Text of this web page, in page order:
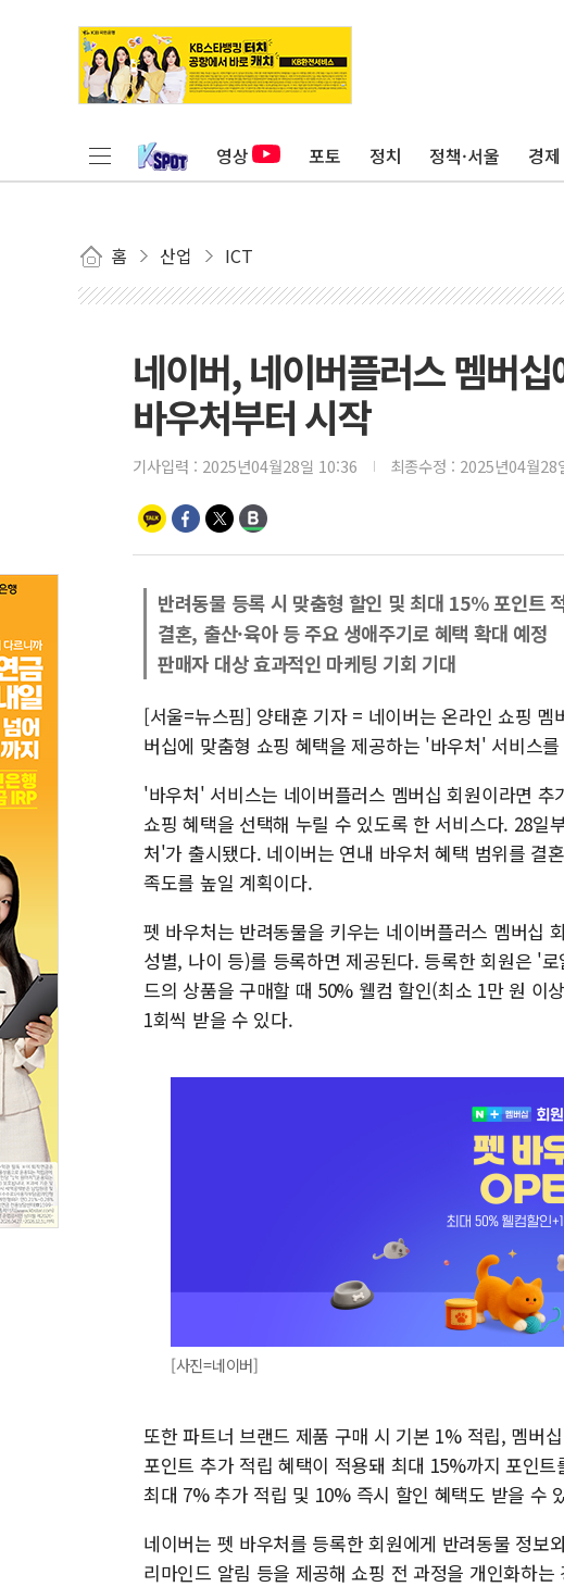
영상 포토 정치 정책·서울 경제
홈 산업 ICT
네이버, 네이버플러스 멤버
바우처부터 시작
기사입력 : 2025년04월28일 10:36 최종수정 : 2025년04월28
반려동물 등록 시 맞춤형 할인 및 최대 15% 포인트
결혼, 출산·육아 등 주요 생애주기로 혜택 확대 예정
판매자 대상 효과적인 마케팅 기회 기대
[서울=뉴스핌] 양태훈 기자 = 네이버는 온라인 쇼핑
버십에 맞춤형 쇼핑 혜택을 제공하는 '바우처' 서비스
'바우처' 서비스는 네이버플러스 멤버십 회원이라면
쇼핑 혜택을 선택해 누릴 수 있도록 한 서비스다. 28일
처'가 출시됐다. 네이버는 연내 바우처 혜택 범위를 결
족도를 높일 계획이다.
펫 바우처는 반려동물을 키우는 네이버플러스 멤버십
성별, 나이 등)를 등록하면 제공된다. 등록한 회원은 '
드의 상품을 구매할 때 50% 웰컴 할인(최소 1만 원 이
1회씩 받을 수 있다.
[사진=네이버]
또한 파트너 브랜드 제품 구매 시 기본 1% 적립, 멤버
포인트 추가 적립 혜택이 적용돼 최대 15%까지 포인
최대 7% 추가 적립 및 10% 즉시 할인 혜택도 받을 수
네이버는 펫 바우처를 등록한 회원에게 반려동물 정보
리마인드 알림 등을 제공해 쇼핑 전 과정을 개인화하